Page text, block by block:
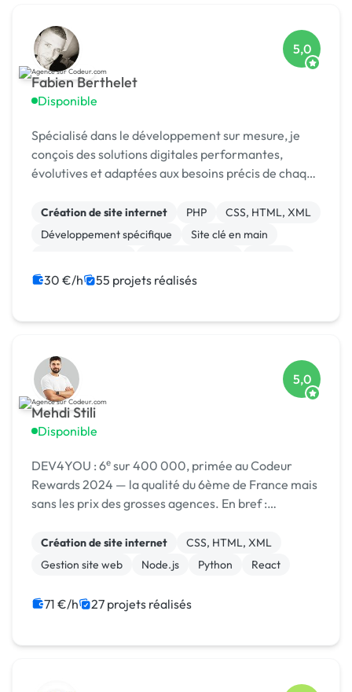
Fabien Berthelet
Disponible
5,0
Spécialisé dans le développement sur mesure, je
conçois des solutions digitales performantes,
évolutives et adaptées aux besoins précis de chaque
Création de site internet PHP
CSS, HTML, XML
Développement spécifique
Site clé en main
Gestion site web
JavaScript
30 €/h 55 projets réalisés
Mehdi Stili
Disponible
5,0
DEV4YOU : 6ᵉ sur 400 000, primée au Codeur
Rewards 2024 — la qualité du 6ème de France mais
sans les prix des grosses agences. En bref :
plateforme.
Création de site internet
CSS, HTML, XML
Gestion site web
Node.js Python React
71 €/h 27 projets réalisés